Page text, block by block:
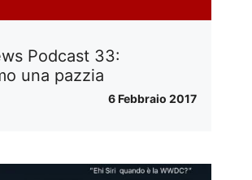
Podcast 33:
una pazzia
6 Febbraio 2017